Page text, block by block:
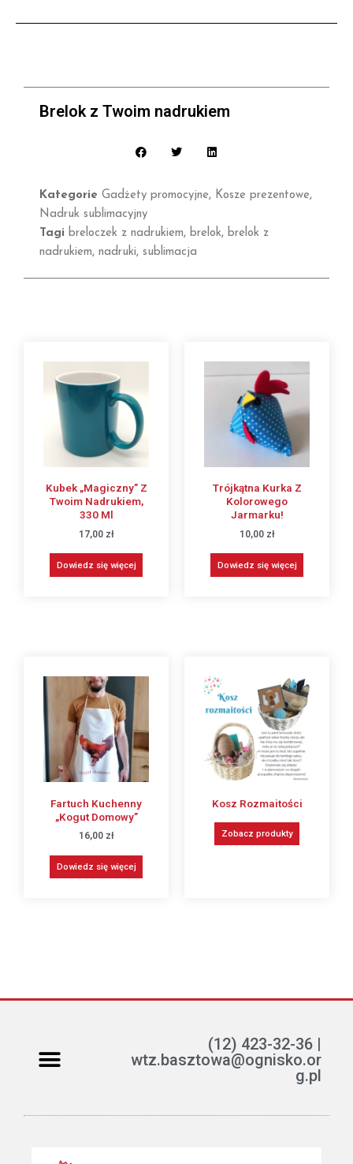
Brelok z Twoim nadrukiem
Kategorie Gadżety promocyjne, Kosze prezentowe,
Nadruk sublimacyjny
Tagi breloczek z nadrukiem, brelok, brelok z
nadrukiem, nadruki, sublimacja
Kubek „magiczny” Z
Twoim Nadrukiem,
330 Ml
17,00 zł
Dowiedz się więcej
Trójkątna Kurka Z
Kolorowego
Jarmarku!
10,00 zł
Dowiedz się więcej
Fartuch Kuchenny
„kogut Domowy”
16,00 zł
Dowiedz się więcej
Kosz Rozmaitości
Zobacz produkty
(12) 423-32-36 |
wtz.basztowa@ognisko.or
g.pl